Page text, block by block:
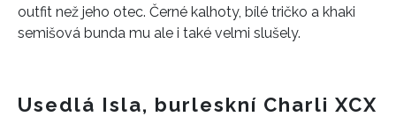
outfit než jeho otec. Černé kalhoty, bílé tričko a khaki
semišová bunda mu ale i také velmi slušely.
Usedlá Isla, burleskní Charli XCX